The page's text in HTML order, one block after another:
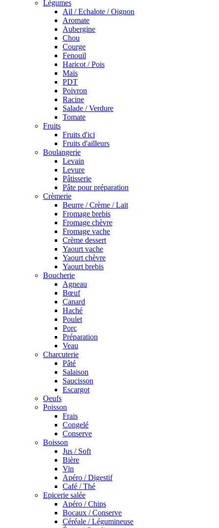
Légumes
Ail / Echalote / Oignon
Aromate
Aubergine
Chou
Courge
Fenouil
Haricot / Pois
Maïs
PDT
Poivron
Racine
Salade / Verdure
Tomate
Fruits
Fruits d'ici
Fruits d'ailleurs
Boulangerie
Levain
Levure
Pâtisserie
Pâte pour préparation
Crèmerie
Beurre / Crème / Lait
Fromage brebis
Fromage chèvre
Fromage vache
Crème dessert
Yaourt vache
Yaourt chèvre
Yaourt brebis
Boucherie
Agneau
Bœuf
Canard
Haché
Poulet
Porc
Préparation
Veau
Charcuterie
Pâté
Salaison
Saucisson
Escargot
Oeufs
Poisson
Frais
Congelé
Conserve
Boisson
Jus / Soft
Bière
Vin
Apéro / Digestif
Café / Thé
Epicerie salée
Apéro / Chips
Bocaux / Conserve
Céréale / Légumineuse